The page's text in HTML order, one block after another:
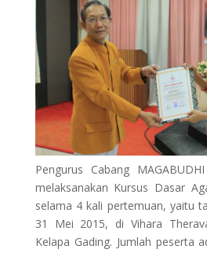
Pengurus Cabang
melaksanakan Kursus Dasar
selama 4 kali pertemuan, yaitu
31 Mei 2015, di Vihara
Kelapa Gading. Jumlah peserta